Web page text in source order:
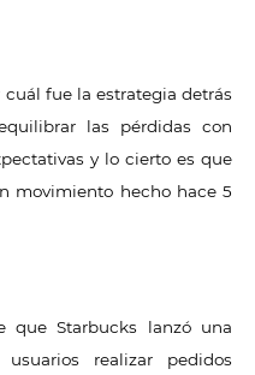
fue la estrategia detrás
las pérdidas con
y lo cierto es que
movimiento hecho hace 5
que Starbucks lanzó una
realizar pedidos